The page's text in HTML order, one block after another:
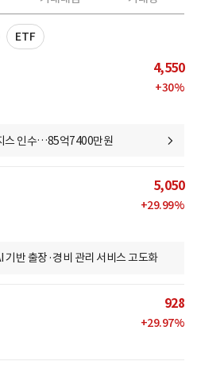
ETF
4,550
+30%
스 인수…85억7400만원
5,050
+29.99%
기반 출장·경비 관리 서비스 고도화
928
+29.97%